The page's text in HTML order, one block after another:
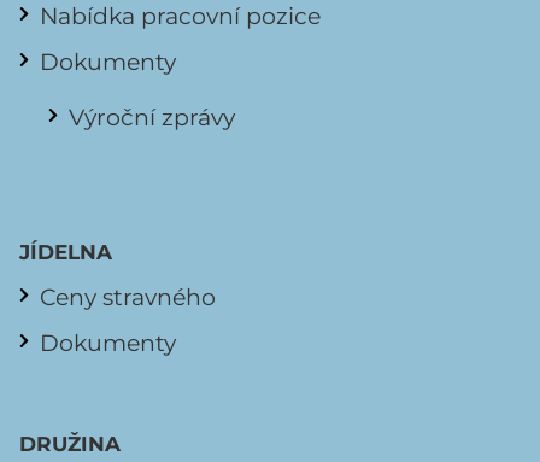
Nabídka pracovní pozice
Dokumenty
Výroční zprávy
JÍDELNA
Ceny stravného
Dokumenty
DRUŽINA